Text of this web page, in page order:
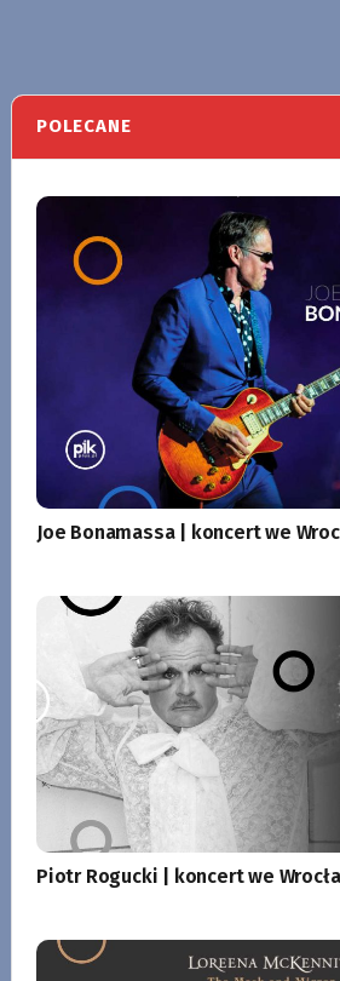
POLECANE
Joe Bonamassa | koncert we
Piotr Rogucki | koncert we